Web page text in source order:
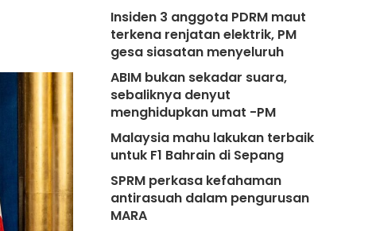
Insiden 3 anggota PDRM maut
terkena renjatan elektrik, PM
gesa siasatan menyeluruh
ABIM bukan sekadar suara,
sebaliknya denyut
menghidupkan umat -PM
Malaysia mahu lakukan terbaik
untuk F1 Bahrain di Sepang
SPRM perkasa kefahaman
antirasuah dalam pengurusan
MARA